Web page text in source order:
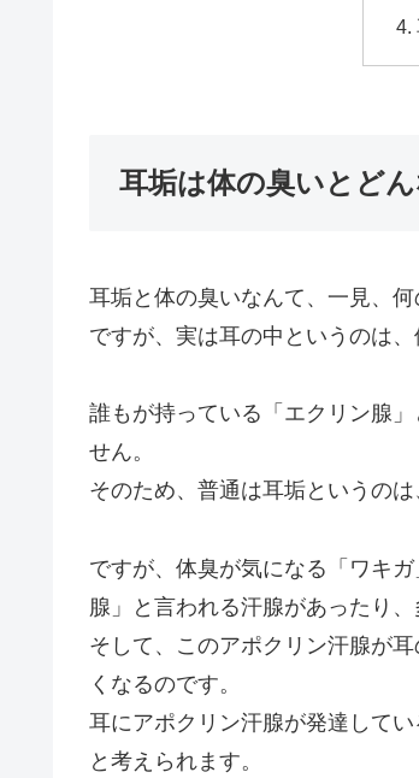
耳垢は体の臭いとど
耳垢と体の臭いなんて、一見、
ですが、実は耳の中というのは
誰もが持っている「エクリン腺
せん。
そのため、普通は耳垢というの
ですが、体臭が気になる「ワキ
腺」と言われる汗腺があったり、
そして、このアポクリン汗腺が
くなるのです。
耳にアポクリン汗腺が発達して
と考えられます。